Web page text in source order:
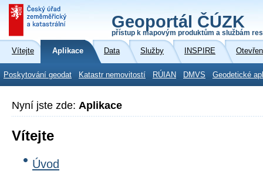
Geoportál ČÚZK
přístup k mapovým produktům a službám
Vítejte Aplikace Data Služby INSPIRE
Poskytování geodat Katastr nemovitostí RÚIAN DMVS Geodetické
Nyní jste zde: Aplikace
Vítejte
Úvod